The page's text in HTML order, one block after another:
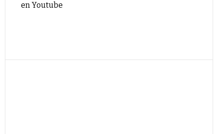
en Youtube